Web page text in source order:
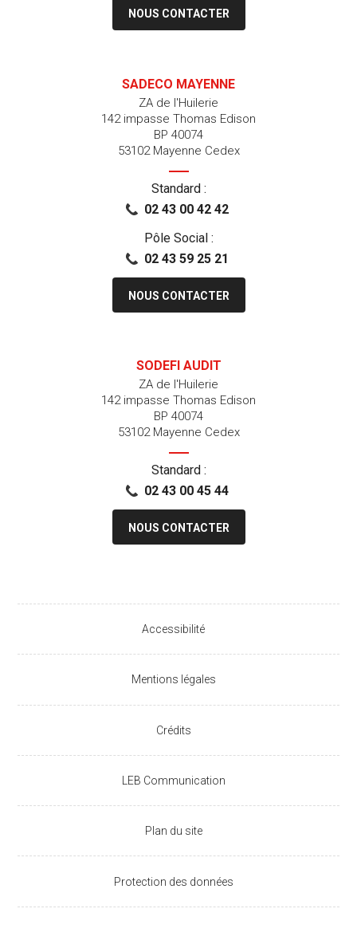
NOUS CONTACTER
SADECO MAYENNE
ZA de l'Huilerie
142 impasse Thomas Edison
BP 40074
53102 Mayenne Cedex
Standard :
02 43 00 42 42
Pôle Social :
02 43 59 25 21
NOUS CONTACTER
SODEFI AUDIT
ZA de l'Huilerie
142 impasse Thomas Edison
BP 40074
53102 Mayenne Cedex
Standard :
02 43 00 45 44
NOUS CONTACTER
Accessibilité
Mentions légales
Crédits
LEB Communication
Plan du site
Protection des données